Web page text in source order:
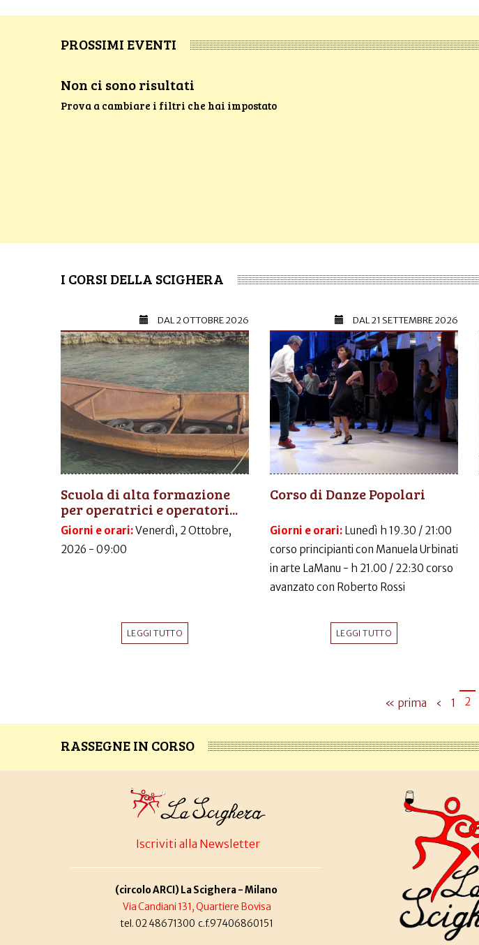
PROSSIMI EVENTI
Non ci sono risultati
Prova a cambiare i filtri che hai impostato
I CORSI DELLA SCIGHERA
DAL2 OTTOBRE 2026
Scuola di alta formazione
per operatrici e operatori...
Giorni e orari:Venerdì, 2 Ottobre,
2026 - 09:00
LEGGI TUTTO
DAL21 SETTEMBRE 2026
Corso di Danze Popolari
Giorni e orari: Lunedì h 19.30 / 21:00
corso principianti con Manuela Urbinati
in arte LaManu - h 21.00 / 22:30 corso
avanzato con Roberto Rossi
LEGGI TUTTO
« prima ‹ 1 2
RASSEGNE IN CORSO
Iscriviti alla Newsletter
(circolo ARCI) La Scighera - Milano
Via Candiani 131, Quartiere Bovisa
tel. 02 48671300 c.f.97406860151